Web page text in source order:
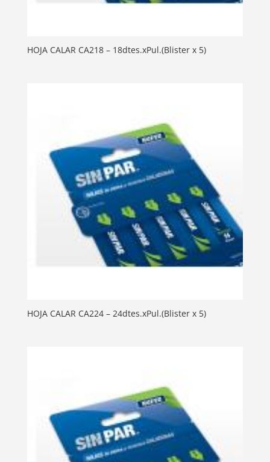
HOJA CALAR CA218 – 18dtes.xPul.(Blister x 5)
HOJA CALAR CA224 – 24dtes.xPul.(Blister x 5)